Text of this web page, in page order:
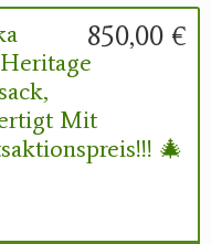
850,00 €
Mit
🎄